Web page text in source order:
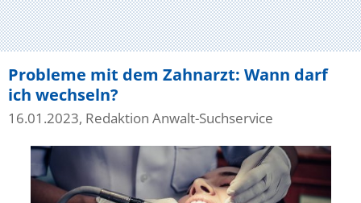
Probleme mit dem Zahnarzt: Wann darf
ich wechseln?
16.01.2023, Redaktion Anwalt-Suchservice